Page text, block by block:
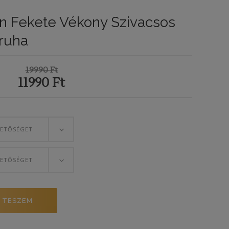
Fekete Vékony Szivacsos
19990Ft
11990 Ft
TESZEM